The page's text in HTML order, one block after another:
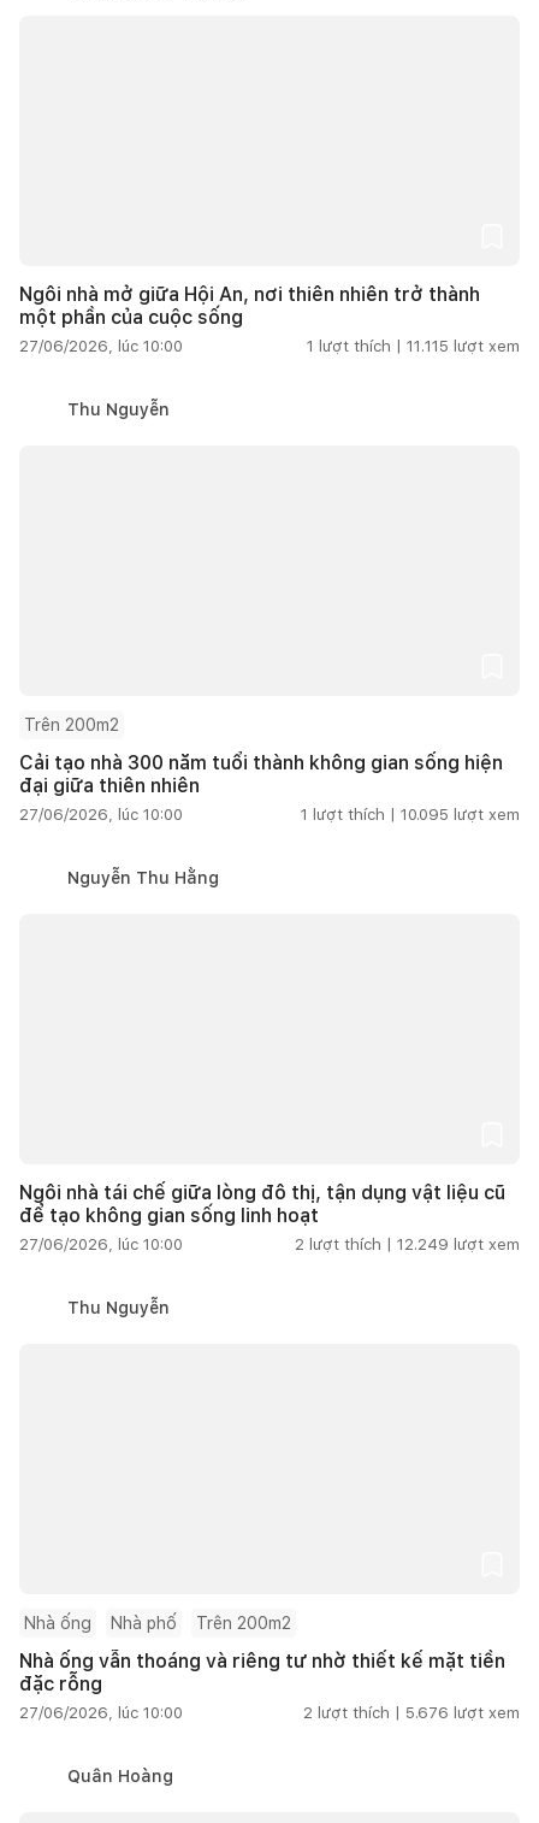
Ngôi nhà mở giữa Hội An, nơi thiên nhiên trở thành
một phần của cuộc sống
27/06/2026, lúc 10:00 1 lượt thích | 11.115 lượt xem
Thu Nguyễn
Trên 200m2
Cải tạo nhà 300 năm tuổi thành không gian sống hiện
đại giữa thiên nhiên
27/06/2026, lúc 10:00 1 lượt thích | 10.095 lượt xem
Nguyễn Thu Hằng
Ngôi nhà tái chế giữa lòng đô thị, tận dụng vật liệu cũ
để tạo không gian sống linh hoạt
27/06/2026, lúc 10:00 2 lượt thích | 12.249 lượt xem
Thu Nguyễn
Nhà ống Nhà phố Trên 200m2
Nhà ống vẫn thoáng và riêng tư nhờ thiết kế mặt tiền
đặc rỗng
27/06/2026, lúc 10:00 2 lượt thích | 5.676 lượt xem
Quân Hoàng